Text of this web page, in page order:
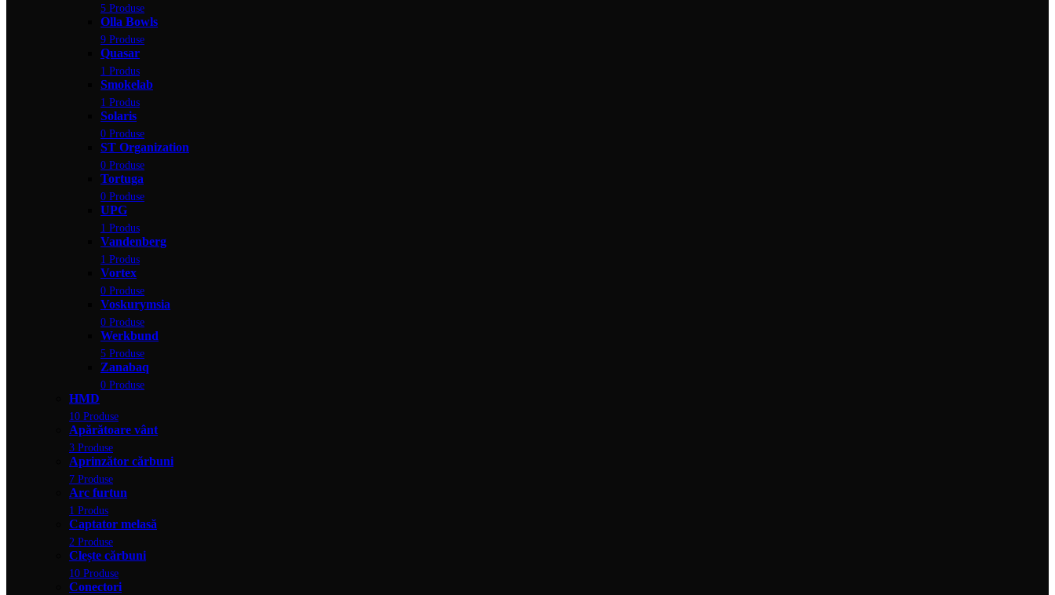
5 Produse
Olla Bowls
9 Produse
Quasar
1 Produs
Smokelab
1 Produs
Solaris
0 Produse
ST Organization
0 Produse
Tortuga
0 Produse
UPG
1 Produs
Vandenberg
1 Produs
Vortex
0 Produse
Voskurymsia
0 Produse
Werkbund
5 Produse
Zanabaq
0 Produse
HMD
10 Produse
Apărătoare vânt
3 Produse
Aprinzător cărbuni
7 Produse
Arc furtun
1 Produs
Captator melasă
2 Produse
Clește cărbuni
10 Produse
Conectori